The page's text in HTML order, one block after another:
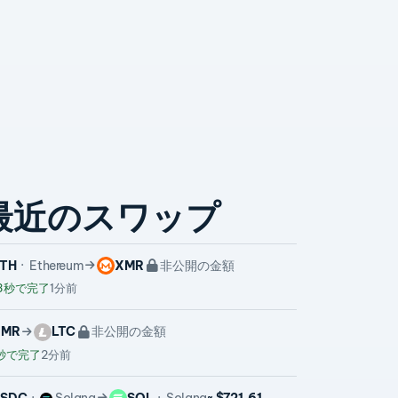
近のスワップ
Ethereum XMR 非公開の金額
で完了1分前
LTC 非公開の金額
で完了2分前